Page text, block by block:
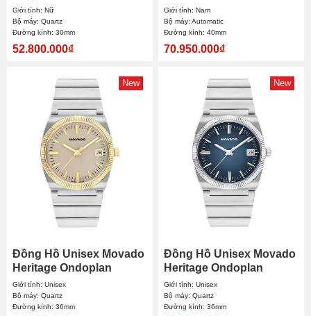
Moonphase L4.330.4.87.6
30mm
Giới tính: Nữ
Bộ máy: Quartz
Đường kính: 30mm
52.800.000₫
L2.793.4.59.6 40mm
Giới tính: Nam
Bộ máy: Automatic
Đường kính: 40mm
70.950.000₫
New
Đồng Hồ Unisex Movado
Heritage Ondoplan
3650216 36mm
Giới tính: Unisex
Bộ máy: Quartz
Đường kính: 36mm
New
Đồng Hồ Unisex Movado
Heritage Ondoplan
3650215 36mm
Giới tính: Unisex
Bộ máy: Quartz
Đường kính: 36mm